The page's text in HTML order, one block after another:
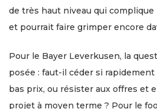
de très haut niveau qui complique
et pourrait faire grimper encore
Pour le Bayer Leverkusen, la
posée : faut-il céder si
bas prix, ou résister aux offres et
projet à moyen terme ? Pour le